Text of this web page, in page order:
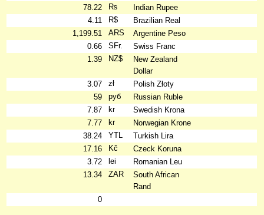
78.22
₨
Indian Rupee
4.11
R$
Brazilian Real
1,199.51
ARS
Argentine Peso
0.66
SFr.
Swiss Franc
1.39
NZ$
New Zealand
Dollar
3.07
zł
Polish Złoty
59
руб
Russian Ruble
7.87
kr
Swedish Krona
7.77
kr
Norwegian Krone
38.24
YTL
Turkish Lira
17.16
Kč
Czeck Koruna
3.72
lei
Romanian Leu
13.34
ZAR
South African
Rand
0